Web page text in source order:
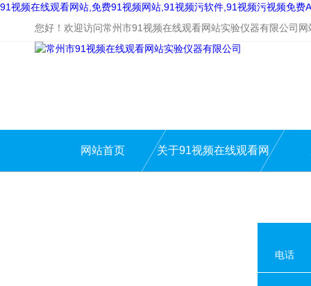
91视频在线观看网站,免费91视频网站,91视频污软件,91视频污视频免费
您好！欢迎访问常州市91视频在线观看网站实验仪器有限公司网
网站首页 关于91视频在线观看网
电话